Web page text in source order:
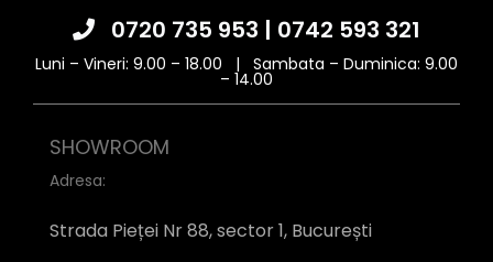
0720 735 953 | 0742 593 321
Luni – Vineri: 9.00 – 18.00 | Sambata – Duminica: 9.00
– 14.00
SHOWROOM
Adresa:
Strada Pieței Nr 88, sector 1, București